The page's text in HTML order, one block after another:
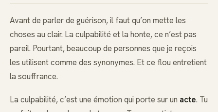
Avant de parler de guérison, il faut qu’on mette les
choses au clair. La culpabilité et la honte, ce n’est pas
pareil. Pourtant, beaucoup de personnes que je reçois
les utilisent comme des synonymes. Et ce flou entretient
la souffrance.
La culpabilité, c’est une émotion qui porte sur un acte. Tu